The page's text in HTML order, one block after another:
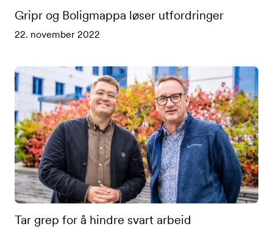
Gripr og Boligmappa løser utfordringer
22. november 2022
Tar grep for å hindre svart arbeid